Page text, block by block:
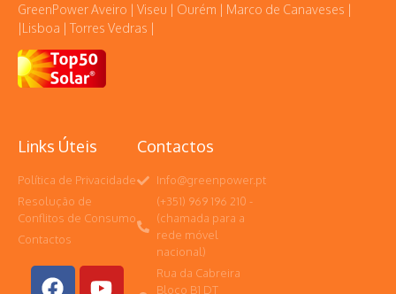
GreenPower Aveiro | Viseu | Ourém | Marco de Canaveses |
|Lisboa | Torres Vedras |
Links Úteis
Política de Privacidade
Resolução de
Conflitos de Consumo
Contactos
Contactos
Info@greenpower.pt
(+351) 969 196 210 -
(chamada para a
rede móvel
nacional)
Rua da Cabreira
Bloco B1 DT